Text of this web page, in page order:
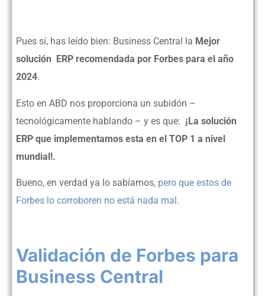
Pues sí, has leído bien: Business Central la Mejor
solución ERP recomendada por Forbes para el año
2024.
Esto en ABD nos proporciona un subidón –
tecnológicamente hablando – y es que: ¡La solución
ERP que implementamos esta en el TOP 1 a nivel
mundial!.
Bueno, en verdad ya lo sabíamos, pero que estos de
Forbes lo corroboren no está nada mal.
Validación de Forbes para
Business Central